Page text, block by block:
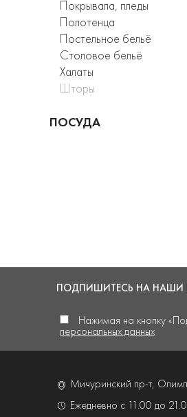
Покрывала, пледы
Полотенца
Постельное бельё
Столовое бельё
Халаты
Шторы
ПОСУДА
ПОДПИШИТЕСЬ НА НАШИ
Нажимая на кнопку
персональных данных
Мичуринский пр-т,
Ежедневно с 11.00 до